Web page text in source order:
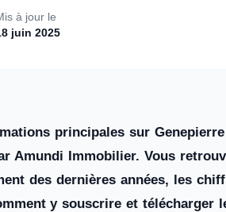
à jour le
juin 2025
principales sur
Amundi Immobilier. Vous
des dernières années, les
y souscrire et télécharger